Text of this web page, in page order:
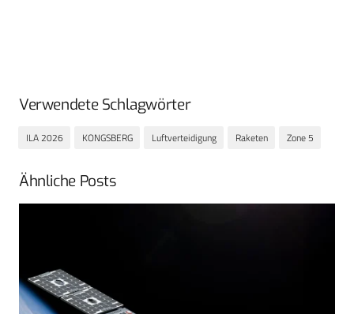
Verwendete Schlagwörter
ILA 2026 KONGSBERG Luftverteidigung Raketen Zone 5
Ähnliche Posts